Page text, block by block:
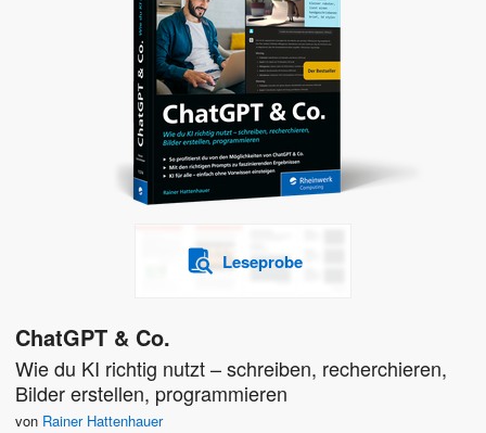
Leseprobe
ChatGPT & Co.
Wie du KI richtig nutzt – schreiben, recherchieren,
Bilder erstellen, programmieren
von Rainer Hattenhauer